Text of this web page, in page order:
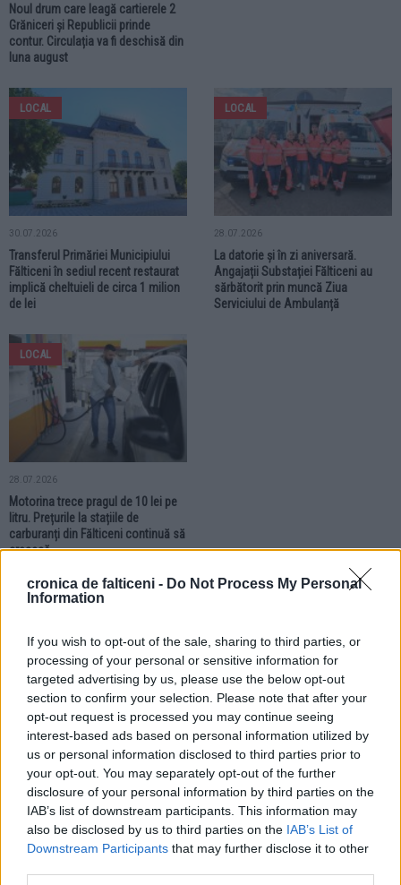
cronica de falticeni - Do Not Process My Personal
Information
If you wish to opt-out of the sale, sharing to third parties, or
processing of your personal or sensitive information for
targeted advertising by us, please use the below opt-out
section to confirm your selection. Please note that after your
opt-out request is processed you may continue seeing
interest-based ads based on personal information utilized by
us or personal information disclosed to third parties prior to
your opt-out. You may separately opt-out of the further
disclosure of your personal information by third parties on the
IAB’s list of downstream participants. This information may
also be disclosed by us to third parties on the IAB’s List of
Downstream Participants that may further disclose it to other
Noul drum care leagă cartierele 2
Grăniceri și Republicii prinde
contur. Circulația va fi deschisă din
luna august
LOCAL
30.07.2026
Transferul Primăriei Municipiului
Fălticeni în sediul recent restaurat
implică cheltuieli de circa 1 milion
de lei
LOCAL
28.07.2026
La datorie și în zi aniversară.
Angajații Substației Fălticeni au
sărbătorit prin muncă Ziua
Serviciului de Ambulanță
LOCAL
28.07.2026
Motorina trece pragul de 10 lei pe
litru. Prețurile la stațiile de
carburanți din Fălticeni continuă să
crească
LOCAL
28.07.2026
Angajații Spitalului Municipal
Fălticeni au intrat în grevă generală.
Pacienții unității medicale nu au
fost afectați
28.07.2026
Sediul Detașamentului de Jandarmi
Fălticeni intră în reabilitare capitală.
Investiție de circa 11 milioane de
lei
LOCAL